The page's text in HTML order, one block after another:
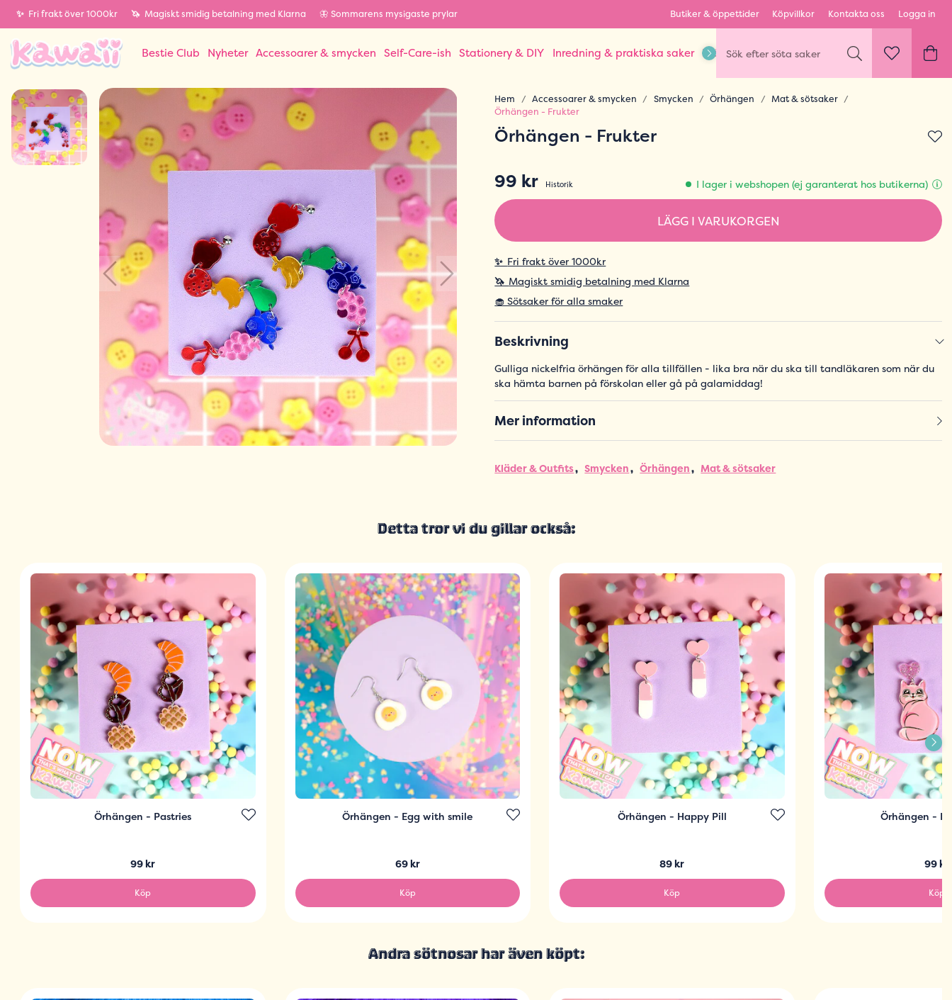
✨ Fri frakt över 1000kr 🦄 Magiskt smidig betalning med Klarna 🦋 Sommarens mysigaste prylar Butiker & öppettider Köpvillkor Kontakta oss Logga in
Bestie Club Nyheter Accessoarer & smycken Self-Care-ish Stationery & DIY Inredning & praktiska saker Kläder & Outfits Karaktärer & fandom
Hem Accessoarer & smycken Smycken Örhängen
Mat & sötsaker
Örhängen - Frukter
Örhängen - Frukter
99 kr
Historik I lager i webshopen (ej garanterat hos butikerna)
LÄGG I VARUKORGEN
✨ Fri frakt över 1000kr
🦄 Magiskt smidig betalning med Klarna
🧁 Sötsaker för alla smaker
Beskrivning
Gulliga nickelfria örhängen för alla tillfällen - lika bra när du ska till tandläkaren som när du
ska hämta barnen på förskolan eller gå på galamiddag!
Mer information
Kläder & Outfits Smycken Örhängen Mat & sötsaker
Detta tror vi du gillar också:
Örhängen - Pastries
99 kr
Köp
Örhängen - Egg with smile
69 kr
Köp
Örhängen - Happy Pill
89 kr
Köp
Örhängen -
99 kr
Köp
Andra sötnosar har även köpt: